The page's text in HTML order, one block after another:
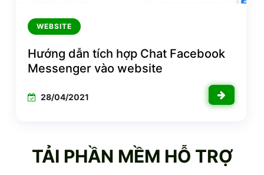
WEBSITE
Hướng dẫn tích hợp Chat Facebook
Messenger vào website
28/04/2021
TẢI PHẦN MỀM HỖ TRỢ